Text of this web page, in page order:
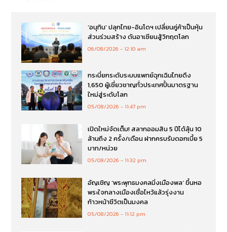
‘อนุทิน’ ปลุกไทย-อินโดฯ เปลี่ยนคู่ค้าเป็นหุ้น
ส่วนร่วมสร้าง ดันอาเซียนสู้วิกฤตโลก
06/08/2026 12:10 am
กระบี่ยกระดับระบบแพทย์ฉุกเฉินไทยดึง
1,650 ผู้เชี่ยวชาญทั่วประเทศปั้นมาตรฐาน
ใหม่สู่ระดับโลก
05/08/2026 11:47 pm
เปิดใหม่จัดเต็ม! สลากออมสิน 5 ปีได้ลุ้น 10
ล้านถึง 2 ครั้ง/เดือน ฝากครบรับดอกเบี้ย 5
บาท/หน่วย
05/08/2026 11:32 pm
อัญเชิญ ‘พระพุทธมงคลมิ่งเมืองพล’ ขึ้นหอ
พระใจกลางเมืองเชื่อไหว้แล้วรุ่งงาน
ก้าวหน้าชีวิตเป็นมงคล
05/08/2026 11:12 pm